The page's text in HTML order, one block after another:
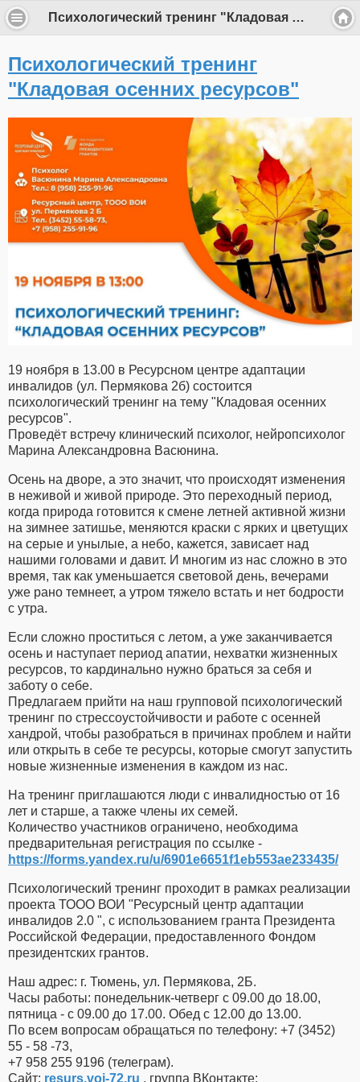
Психологический тренинг "Кладовая осенних ресурсов"
Психологический тренинг
"Кладовая осенних ресурсов"
19 ноября в 13.00 в Ресурсном центре адаптации
инвалидов (ул. Пермякова 2б) состоится
психологический тренинг на тему "Кладовая осенних
ресурсов".
Проведёт встречу клинический психолог, нейропсихолог
Марина Александровна Васюнина.
Осень на дворе, а это значит, что происходят изменения
в неживой и живой природе. Это переходный период,
когда природа готовится к смене летней активной жизни
на зимнее затишье, меняются краски с ярких и цветущих
на серые и унылые, а небо, кажется, зависает над
нашими головами и давит. И многим из нас сложно в это
время, так как уменьшается световой день, вечерами
уже рано темнеет, а утром тяжело встать и нет бодрости
с утра.
Если сложно проститься с летом, а уже заканчивается
осень и наступает период апатии, нехватки жизненных
ресурсов, то кардинально нужно браться за себя и
заботу о себе.
Предлагаем прийти на наш групповой психологический
тренинг по стрессоустойчивости и работе с осенней
хандрой, чтобы разобраться в причинах проблем и найти
или открыть в себе те ресурсы, которые смогут запустить
новые жизненные изменения в каждом из нас.
На тренинг приглашаются люди с инвалидностью от 16
лет и старше, а также члены их семей.
Количество участников ограничено, необходима
предварительная регистрация по ссылке -
https://forms.yandex.ru/u/6901e6651f1eb553ae233435/
Психологический тренинг проходит в рамках реализации
проекта ТООО ВОИ "Ресурсный центр адаптации
инвалидов 2.0 ", с использованием гранта Президента
Российской Федерации, предоставленного Фондом
президентских грантов.
Наш адрес: г. Тюмень, ул. Пермякова, 2Б.
Часы работы: понедельник-четверг с 09.00 до 18.00,
пятница - с 09.00 до 17.00. Обед с 12.00 до 13.00.
По всем вопросам обращаться по телефону: +7 (3452)
55 - 58 -73,
+7 958 255 9196 (телеграм).
Сайт: resurs.voi-72.ru , группа ВКонтакте: